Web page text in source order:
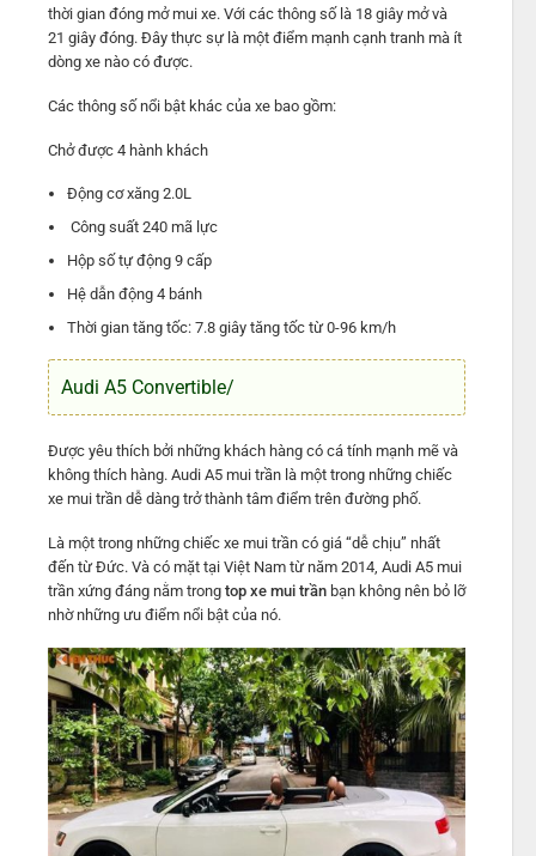
thời gian đóng mở mui xe. Với các thông số là 18 giây mở và
21 giây đóng. Đây thực sự là một điểm mạnh cạnh tranh mà ít
dòng xe nào có được.
Các thông số nổi bật khác của xe bao gồm:
Chở được 4 hành khách
Động cơ xăng 2.0L
Công suất 240 mã lực
Hộp số tự động 9 cấp
Hệ dẫn động 4 bánh
Thời gian tăng tốc: 7.8 giây tăng tốc từ 0-96 km/h
Audi A5 Convertible/
Được yêu thích bởi những khách hàng có cá tính mạnh mẽ và
không thích hàng. Audi A5 mui trần là một trong những chiếc
xe mui trần dễ dàng trở thành tâm điểm trên đường phố.
Là một trong những chiếc xe mui trần có giá “dễ chịu” nhất
đến từ Đức. Và có mặt tại Việt Nam từ năm 2014, Audi A5 mui
trần xứng đáng nằm trongtop xe mui trầnbạn không nên bỏ lỡ
nhờ những ưu điểm nổi bật của nó.